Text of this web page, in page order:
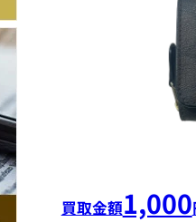
買取金額1,000